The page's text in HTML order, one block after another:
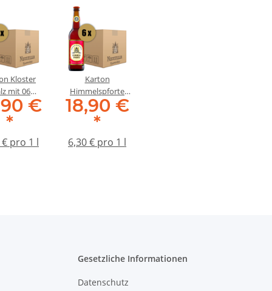
Kloster
mit 06
je 0,5
Liter
€
*
€ pro 1 l
Karton
Himmelspforte
mit 06 Flaschen je
0,5 Liter
18,90 €
*
6,30 € pro 1 l
Gesetzliche Informationen
Datenschutz